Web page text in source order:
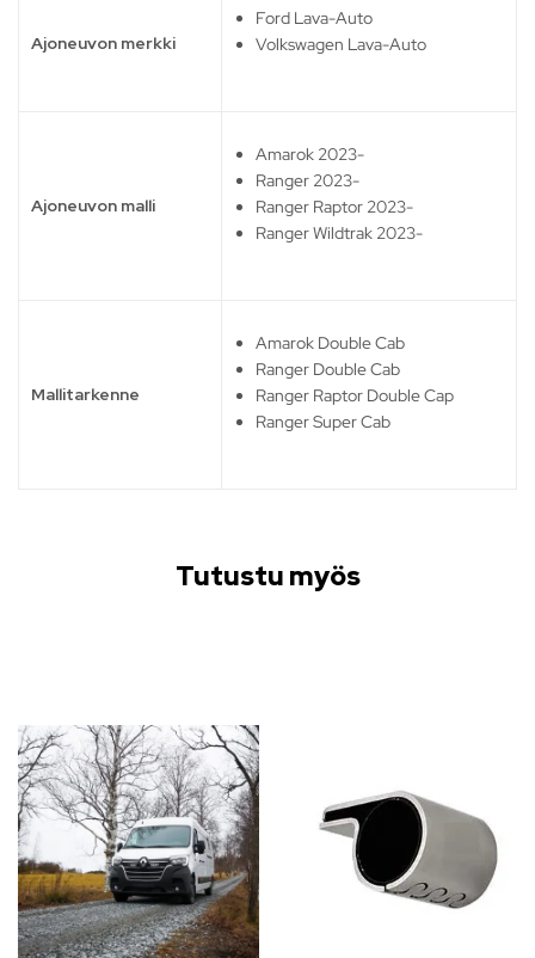
Ajoneuvon merkki
Ford Lava-Auto
Volkswagen Lava-Auto
Ajoneuvon malli
Amarok 2023-
Ranger 2023-
Ranger Raptor 2023-
Ranger Wildtrak 2023-
Mallitarkenne
Amarok Double Cab
Ranger Double Cab
Ranger Raptor Double Cap
Ranger Super Cab
Tutustu myös